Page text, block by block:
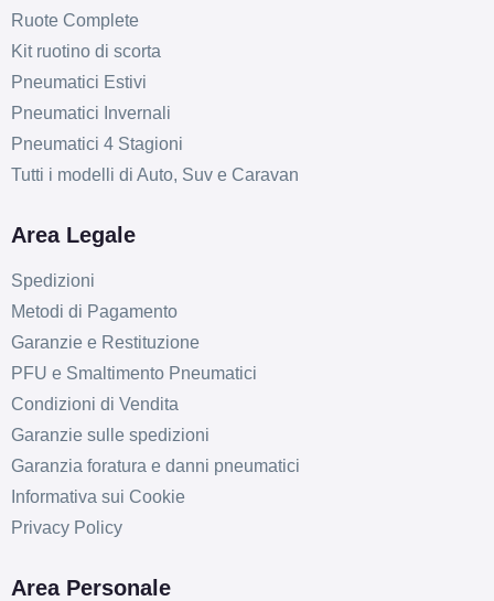
Foro centrale: 72mm
Esaurito
MAK Fatale Ice Black 5
5x112
Foro centrale: 76mm
MAK Fatale Ice Black 5
fori 17" 7.5X17 ET35
Esaurito
MAK Fatale Ice Black 5
fori 17" 7.5X17 ET35
5x120
Foro centrale: 72.6mm
Ruote Complete
Kit ruotino di scorta
Pneumatici Estivi
Pneumatici Invernali
Pneumatici 4 Stagioni
Tutti i modelli di Auto, Suv e Caravan
Area Legale
Spedizioni
Metodi di Pagamento
Garanzie e Restituzione
PFU e Smaltimento Pneumatici
Condizioni di Vendita
Garanzie sulle spedizioni
Garanzia foratura e danni pneumatici
Informativa sui Cookie
Privacy Policy
Area Personale